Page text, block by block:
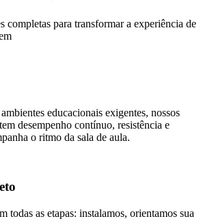
completas para transformar a experiência de
educacionais exigentes, nossos
desempenho contínuo, resistência e
o ritmo da sala de aula.
todas as etapas: instalamos, orientamos sua